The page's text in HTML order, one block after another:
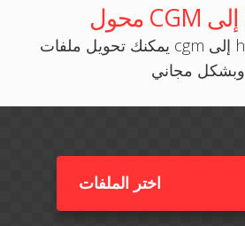
يمكنك تحويل ملفات cgm إلى html على الإنترنت
وبشكل مجاني
اختر الملفات